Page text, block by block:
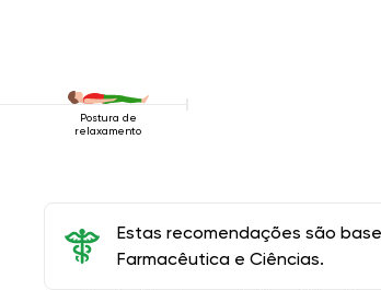
Postura de
relaxamento
Estas recomendações são
Farmacêutica e Ciências.